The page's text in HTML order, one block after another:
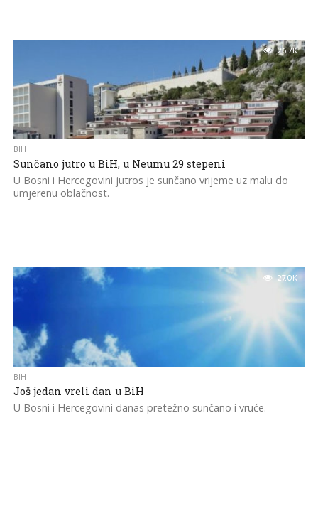
26.7K
BIH
Sunčano jutro u BiH, u Neumu 29 stepeni
U Bosni i Hercegovini jutros je sunčano vrijeme uz malu do
umjerenu oblačnost.
27.0K
BIH
Još jedan vreli dan u BiH
U Bosni i Hercegovini danas pretežno sunčano i vruće.